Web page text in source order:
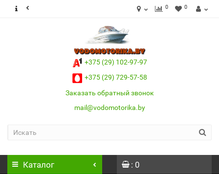
0 0
+375 (29) 102-97-97
+375 (29) 729-57-58
Заказать обратный звонок
mail@vodomotorika.by
Каталог : 0